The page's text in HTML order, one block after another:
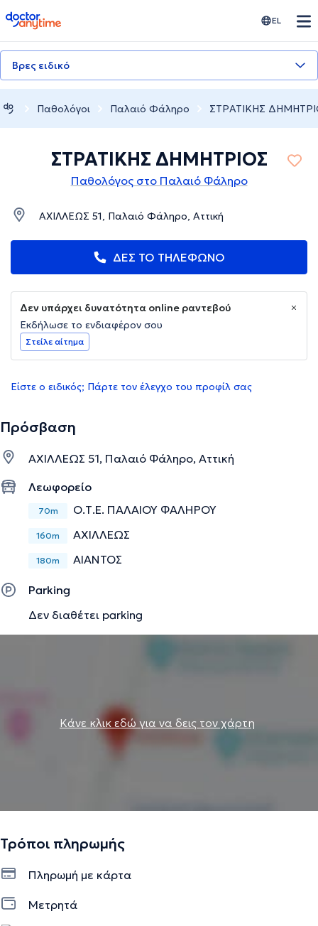
doctoranytime EL
Βρες ειδικό
Παθολόγοι Παλαιό Φάληρο ΣΤΡΑΤΙΚΗΣ
ΣΤΡΑΤΙΚΗΣ ΔΗΜΗΤΡΙΟΣ
Παθολόγος στο Παλαιό Φάληρο
ΑΧΙΛΛΕΩΣ 51, Παλαιό Φάληρο, Αττική
ΔΕΣ ΤΟ ΤΗΛΕΦΩΝΟ
Δεν υπάρχει δυνατότητα online ραντεβού
Εκδήλωσε το ενδιαφέρον σου
Στείλε αίτημα
Είστε ο ειδικός; Πάρτε τον έλεγχο του προφίλ σας
Πρόσβαση
ΑΧΙΛΛΕΩΣ 51, Παλαιό Φάληρο, Αττική
Λεωφορείο
70m Ο.Τ.Ε. ΠΑΛΑΙΟΥ ΦΑΛΗΡΟΥ
160m ΑΧΙΛΛΕΩΣ
180m ΑΙΑΝΤΟΣ
Parking
Δεν διαθέτει parking
Κάνε κλικ εδώ για να δεις τον χάρτη
Τρόποι πληρωμής
Πληρωμή με κάρτα
Μετρητά